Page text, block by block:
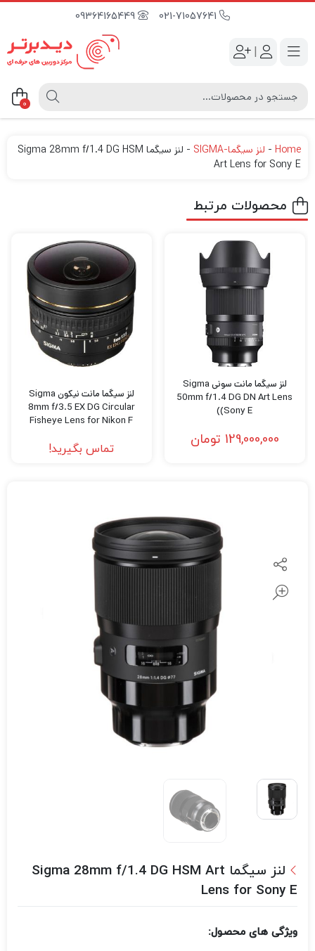
09364165449
|
0
Home
- لنز سیگما-SIGMA -
لنز سیگما Sigma 28mm f/1.4 DG HSM
Art Lens for Sony E
محصولات مرتبط
لنز سیگما مانت سونی Sigma
50mm f/1.4 DG DN Art Lens
(Sony E)
129,000,000 تومان
لنز سیگما مانت نیکون Sigma
8mm f/3.5 EX DG Circular
Fisheye Lens for Nikon F
تماس بگیرید!
لنز سیگما Sigma 28mm f/1.4 DG HSM Art
Lens for Sony E
ویژگی های محصول: